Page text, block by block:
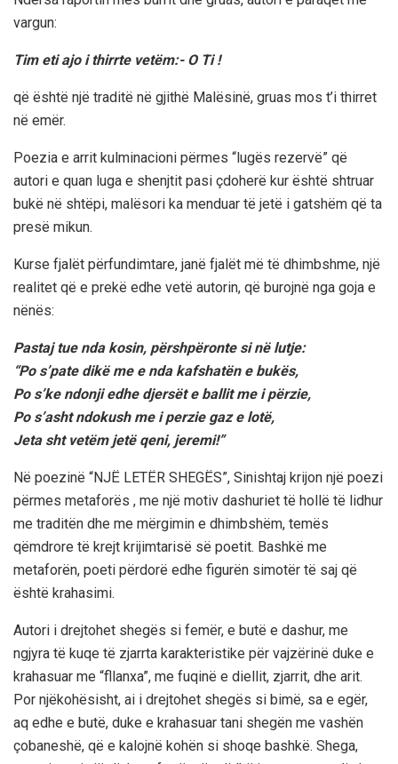
vargun:
Tim eti ajo i thirrte vetëm:- O Ti !
që është një traditë në gjithë Malësinë, gruas mos t’i thirret
në emër.
Poezia e arrit kulminacioni përmes “lugës rezervë” që
autori e quan luga e shenjtit pasi çdoherë kur është shtruar
bukë në shtëpi, malësori ka menduar të jetë i gatshëm që ta
presë mikun.
Kurse fjalët përfundimtare, janë fjalët më të dhimbshme, një
realitet që e prekë edhe vetë autorin, që burojnë nga goja e
nënës:
Pastaj tue nda kosin, përshpëronte si në lutje:
“Po s’pate dikë me e nda kafshatën e bukës,
Po s’ke ndonji edhe djersët e ballit me i përzie,
Po s’asht ndokush me i perzie gaz e lotë,
Jeta sht vetëm jetë qeni, jeremi!”
Në poezinë “NJË LETËR SHEGËS”, Sinishtaj krijon një poezi
përmes metaforës , me një motiv dashuriet të hollë të lidhur
me traditën dhe me mërgimin e dhimbshëm, temës
qëmdrore të krejt krijimtarisë së poetit. Bashkë me
metaforën, poeti përdorë edhe figurën simotër të saj që
është krahasimi.
Autori i drejtohet shegës si femër, e butë e dashur, me
ngjyra të kuqe të zjarrta karakteristike për vajzërinë duke e
krahasuar me “fllanxa”, me fuqinë e diellit, zjarrit, dhe arit.
Por njëkohësisht, ai i drejtohet shegës si bimë, sa e egër,
aq edhe e butë, duke e krahasuar tani shegën me vashën
çobaneshë, që e kalojnë kohën si shoqe bashkë. Shega,